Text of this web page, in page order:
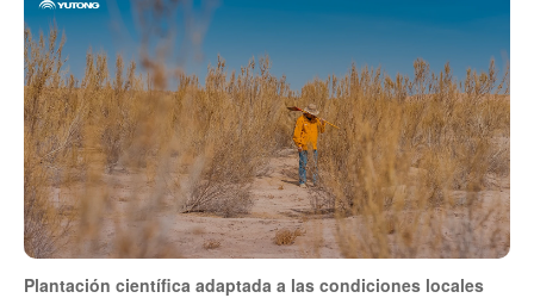
Plantación científica adaptada a las condiciones locales